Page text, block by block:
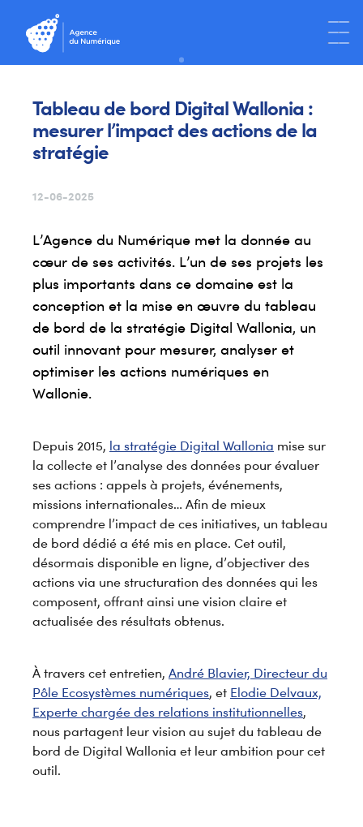
Tableau de bord Digital Wallonia :
mesurer l’impact des actions de la
stratégie
12-06-2025
L’Agence du Numérique met la donnée au
cœur de ses activités. L’un de ses projets les
plus importants dans ce domaine est la
conception et la mise en œuvre du tableau
de bord de la stratégie Digital Wallonia, un
outil innovant pour mesurer, analyser et
optimiser les actions numériques en
Wallonie.
Depuis 2015, la stratégie Digital Wallonia mise sur
la collecte et l’analyse des données pour évaluer
ses actions : appels à projets, événements,
missions internationales… Afin de mieux
comprendre l’impact de ces initiatives, un tableau
de bord dédié a été mis en place. Cet outil,
désormais disponible en ligne, d’objectiver des
actions via une structuration des données qui les
composent, offrant ainsi une vision claire et
actualisée des résultats obtenus.
À travers cet entretien, André Blavier, Directeur du
Pôle Ecosystèmes numériques, et Elodie Delvaux,
Experte chargée des relations institutionnelles,
nous partagent leur vision au sujet du tableau de
bord de Digital Wallonia et leur ambition pour cet
outil.